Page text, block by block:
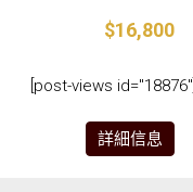
$16,800
詳細信息
[post-views id="18876"]